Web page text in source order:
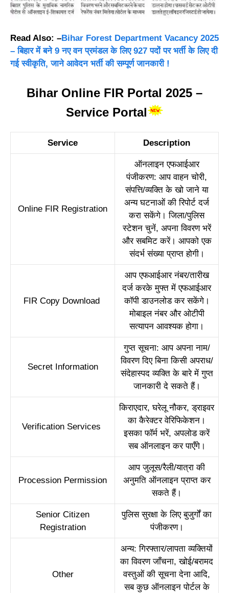
Read Also: –Bihar Forest Department Vacancy 2025
– बिहार में बने 9 नए वन प्रमंडल के लिए 927 पदों पर भर्ती के लिए दी
गई स्वीकृति, जाने आवेदन भर्ती की सम्पूर्ण जानकारी !
Bihar Online FIR Portal 2025 –
Service Portal
Service Description
Online FIR Registration
ऑनलाइन एफआईआर
पंजीकरण: आप वाहन चोरी,
संपत्ति/व्यक्ति के खो जाने या
अन्य घटनाओं की रिपोर्ट दर्ज
करा सकेंगे। जिला/पुलिस
स्टेशन चुनें, अपना विवरण भरें
और सबमिट करें। आपको एक
संदर्भ संख्या प्राप्त होगी।
FIR Copy Download
आप एफआईआर नंबर/तारीख
दर्ज करके मुफ्त में एफआईआर
कॉपी डाउनलोड कर सकेंगे।
मोबाइल नंबर और ओटीपी
सत्यापन आवश्यक होगा।
Secret Information
गुप्त सूचना: आप अपना नाम/
विवरण दिए बिना किसी अपराध/
संदेहास्पद व्यक्ति के बारे में गुप्त
जानकारी दे सकते हैं।
Verification Services
किराएदार, घरेलू नौकर, ड्राइवर
का कैरेक्टर वेरिफिकेशन।
इसका फॉर्म भरें, अपलोड करें
सब ऑनलाइन कर पाएँगे।
Procession Permission
आप जुलूस/रैली/यात्रा की
अनुमति ऑनलाइन प्राप्त कर
सकते हैं।
Senior Citizen
Registration
पुलिस सुरक्षा के लिए बुजुर्गों का
पंजीकरण।
Other
अन्य: गिरफ्तार/लापता व्यक्तियों
का विवरण जाँचना, खोई/बरामद
वस्तुओं की सूचना देना आदि,
सब कुछ ऑनलाइन पोर्टल के